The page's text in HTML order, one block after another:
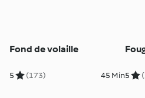
Fond de volaille
5 (173) 45 Min5